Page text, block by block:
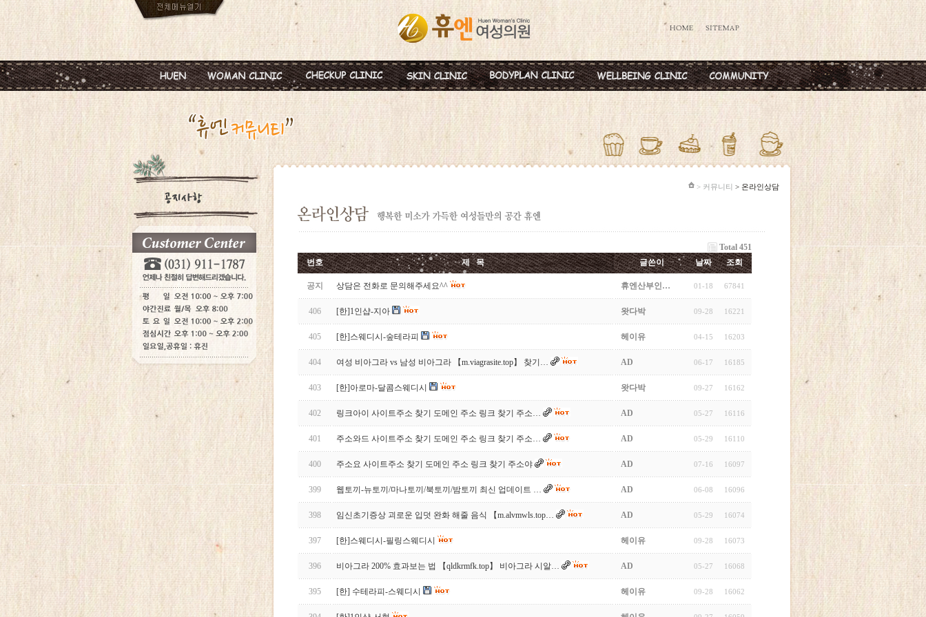
진료안내
병원둘러보기
찾아오시는길
피임
월경이상
갱년기 및 폐경
여성성형
혈액종합검진
미혼여성검진
초기임신검진
레스틸렌
비만약물요법
지방분해주사
카복시테라피
신데렐라주사
비타민칵테일
백옥주사
태반·마늘주사
공지사항
> 커뮤니티 > 온라인상담
Total 451
번호
제 목 글쓴이 날짜 조회
공지 상담은 전화로 문의해주세요^^ 휴엔산부인… 01-18 67841
406 [한]1인샵-지아 왓다박 09-28 16221
405 [한]스웨디시-숲테라피 헤이유 04-15 16203
404 여성 비아그라 vs 남성 비아그라 【m.viagrasite.top】 찾기… AD 06-17 16185
403 [한]아로마-달콤스웨디시 왓다박 09-27 16162
402 링크아이 사이트주소 찾기 도메인 주소 링크 찾기 주소… AD 05-27 16116
401 주소와드 사이트주소 찾기 도메인 주소 링크 찾기 주소… AD 05-29 16110
400 주소요 사이트주소 찾기 도메인 주소 링크 찾기 주소야 AD 07-16 16097
399 웹토끼-뉴토끼/마나토끼/북토끼/밤토끼 최신 업데이트 … AD 06-08 16096
398 임신초기증상 괴로운 입덧 완화 해줄 음식 【m.alvmwls.top… AD 05-29 16074
397 [한]스웨디시-필링스웨디시 헤이유 09-28 16073
396 비아그라 200% 효과보는 법 【qldkrmfk.top】 비아그라 시알… AD 05-27 16068
395 [한] 수테라피-스웨디시 헤이유 09-28 16062